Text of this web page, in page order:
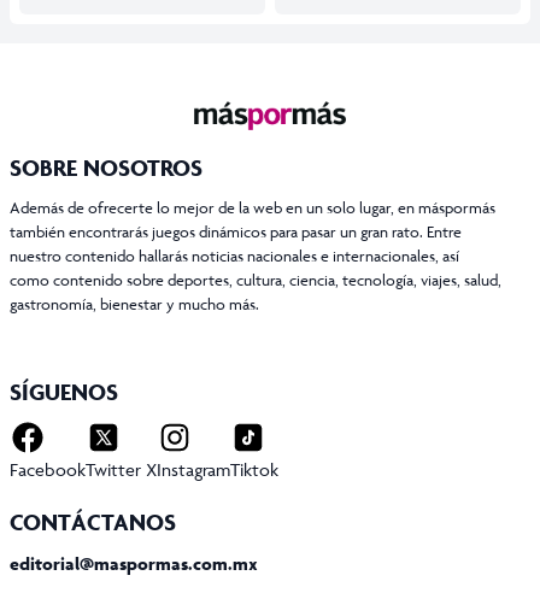
SOBRE NOSOTROS
Además de ofrecerte lo mejor de la web en un solo lugar, en máspormás
también encontrarás juegos dinámicos para pasar un gran rato. Entre
nuestro contenido hallarás noticias nacionales e internacionales, así
como contenido sobre deportes, cultura, ciencia, tecnología, viajes, salud,
gastronomía, bienestar y mucho más.
SÍGUENOS
FacebookTwitter XInstagramTiktok
CONTÁCTANOS
editorial@maspormas.com.mx